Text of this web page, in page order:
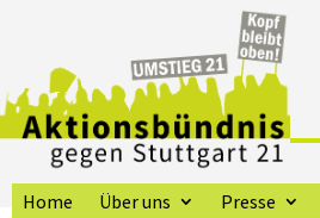
Home Über uns Presse